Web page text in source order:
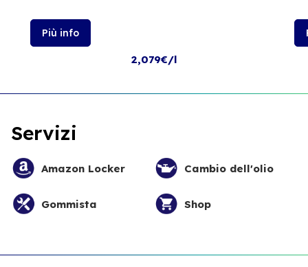
Più info
2,079€/l
Servizi
Amazon Locker Cambio dell'olio
Gommista Shop